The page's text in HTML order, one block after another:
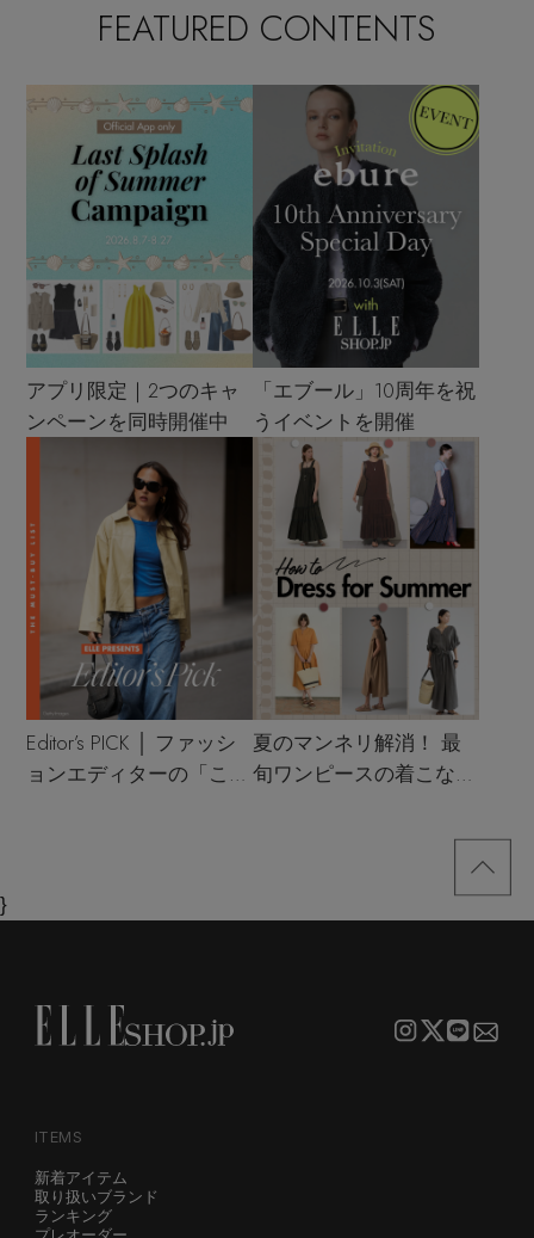
FEATURED CONTENTS
アプリ限定｜2つのキャ
ンペーンを同時開催中
「エブール」10周年を祝
うイベントを開催
Editor’s PICK │ ファッシ
ョンエディターの「これ
夏のマンネリ解消！ 最
旬ワンピースの着こなし
}
ITEMS
新着アイテム
取り扱いブランド
ランキング